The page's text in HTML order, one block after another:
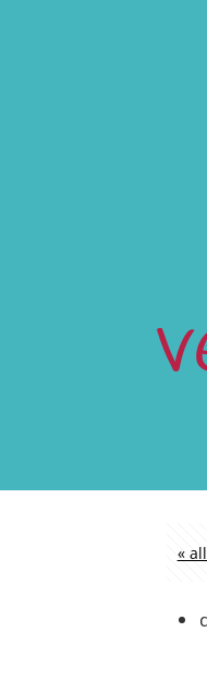
«